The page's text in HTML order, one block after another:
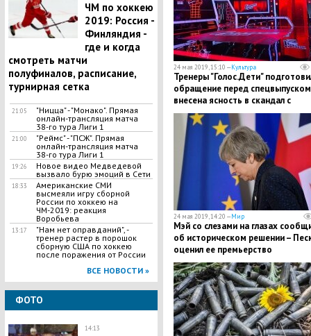
ЧМ по хоккею
2019: Россия -
Финляндия -
где и когда
смотреть матчи
полуфиналов, расписание,
турнирная сетка
21:05
"Ницца" - "Монако". Прямая
онлайн-трансляция матча
38-го тура Лиги 1
21:00
"Реймс" - "ПСЖ". Прямая
онлайн-трансляция матча
38-го тура Лиги 1
19:26
Новое видео Медведевой
вызвало бурю эмоций в Сети
18:33
Американские СМИ
высмеяли игру сборной
России по хоккею на
ЧМ-2019: реакция
Воробьева
13:17
"Нам нет оправданий", -
тренер растер в порошок
сборную США по хоккею
после поражения от России
ВСЕ НОВОСТИ »
ФОТО
14:13
24 мая 2019, 15:10 —Культура
Тренеры "Голос.Дети"
обращение перед
внесена ясность в скандал с
голосованием
24 мая 2019, 14:20 —Мир
Мэй со слезами на глазах
об историческом решении –
оценил ее премьерство